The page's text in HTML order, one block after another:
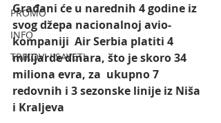
PROMO
INFO
TRIKOVI I SAVETI
Građani će u narednih 4 godine iz
svog džepa nacionalnoj avio-
kompaniji  Air Serbia platiti 4
milijarde dinara, što je skoro 34
miliona evra, za  ukupno 7
redovnih i 3 sezonske linije iz Niša
i Kraljeva